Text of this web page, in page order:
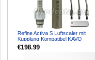
Refine Activa S Luftscaler mit
Kupplung Kompatibel KAVO
€198.99